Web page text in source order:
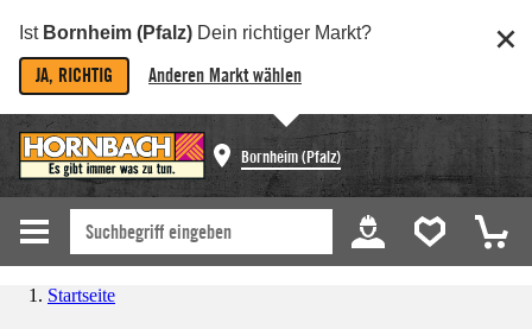
Ist Bornheim (Pfalz) Dein richtiger Markt?
JA, RICHTIG Anderen Markt wählen
Bornheim (Pfalz)
Startseite